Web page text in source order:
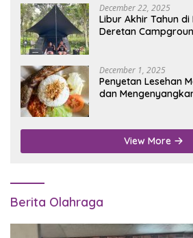
December 22, 2025
Libur Akhir Tahun di
Deretan
December 1, 2025
Penyetan Lesehan
dan
View More
Berita Olahraga